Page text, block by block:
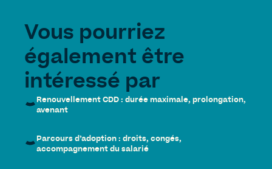
Vous pourriez
également être
intéressé par
Renouvellement CDD : durée maximale, prolongation,
avenant
Parcours d’adoption : droits, congés,
accompagnement du salarié